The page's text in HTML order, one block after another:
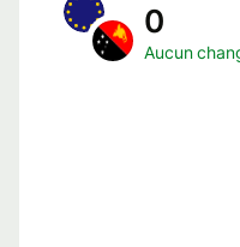
0
Aucun